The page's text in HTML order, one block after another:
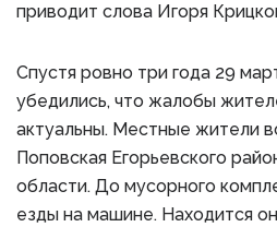
приводит слова Игоря
Спустя ровно три года 29
убедились, что жалобы
актуальны. Местные жители
Поповская Егорьевского
области. До мусорного
езды на машине. Находится